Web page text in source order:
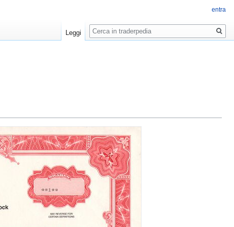
entra
Leggi
Ricerca